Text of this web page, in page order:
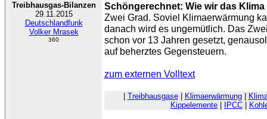
Treibhausgas-Bilanzen
29.11.2015
Deutschlandfunk
Volker Mrasek
360
Schöngerechnet: Wie wir das
Zwei Grad. Soviel Klimaerwärmung
danach wird es ungemütlich. Das
schon vor 13 Jahren gesetzt,
auf beherztes Gegensteuern.
zum externen Volltext
Treibhausgase| Klimaerwärmung|
Kippelemente
IPCC